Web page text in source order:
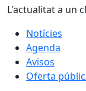
L'actualitat a un
Notícies
Agenda
Avisos
Oferta